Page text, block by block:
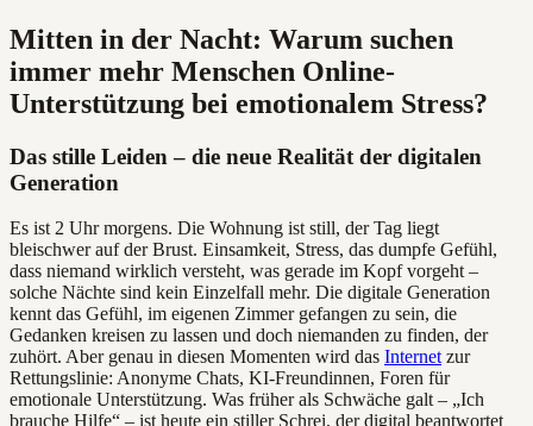
Mitten in der Nacht: Warum suchen
immer mehr Menschen Online-
Unterstützung bei emotionalem Stress?
Das stille Leiden – die neue Realität der digitalen
Generation
Es ist 2 Uhr morgens. Die Wohnung ist still, der Tag liegt
bleischwer auf der Brust. Einsamkeit, Stress, das dumpfe Gefühl,
dass niemand wirklich versteht, was gerade im Kopf vorgeht –
solche Nächte sind kein Einzelfall mehr. Die digitale Generation
kennt das Gefühl, im eigenen Zimmer gefangen zu sein, die
Gedanken kreisen zu lassen und doch niemanden zu finden, der
zuhört. Aber genau in diesen Momenten wird das Internet zur
Rettungslinie: Anonyme Chats, KI-Freundinnen, Foren für
emotionale Unterstützung. Was früher als Schwäche galt – „Ich
brauche Hilfe“ – ist heute ein stiller Schrei, der digital beantwortet